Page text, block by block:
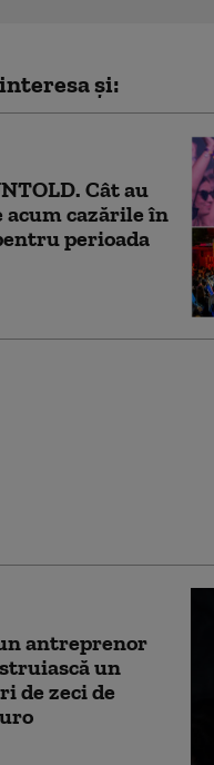
și:
Cât au
acum cazările în
perioada
antreprenor
un
de zeci de